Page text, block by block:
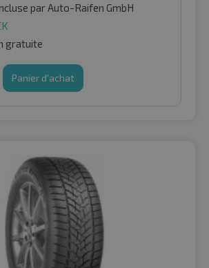
par Auto-Raifen GmbH
gratuite
Panier d'achat